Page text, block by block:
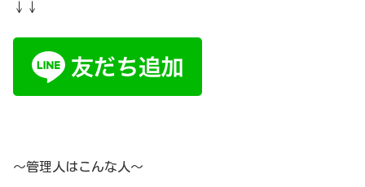
↓↓
～管理人はこんな人～